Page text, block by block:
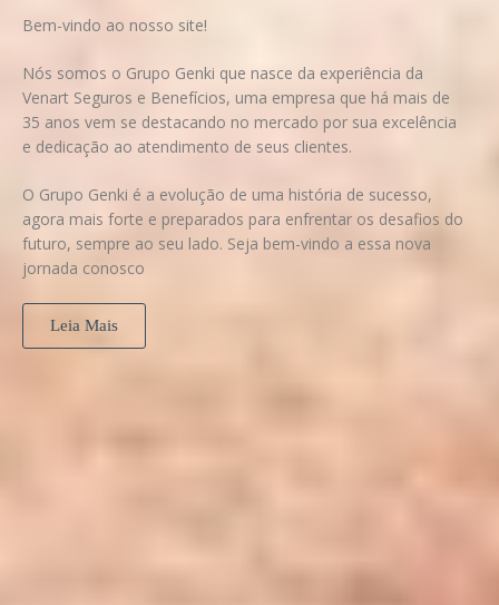
Bem-vindo ao nosso site!
Nós somos o Grupo Genki que nasce da experiência da
Venart Seguros e Benefícios, uma empresa que há mais de
35 anos vem se destacando no mercado por sua excelência
e dedicação ao atendimento de seus clientes.
O Grupo Genki é a evolução de uma história de sucesso,
agora mais forte e preparados para enfrentar os desafios do
futuro, sempre ao seu lado. Seja bem-vindo a essa nova
jornada conosco
Leia Mais